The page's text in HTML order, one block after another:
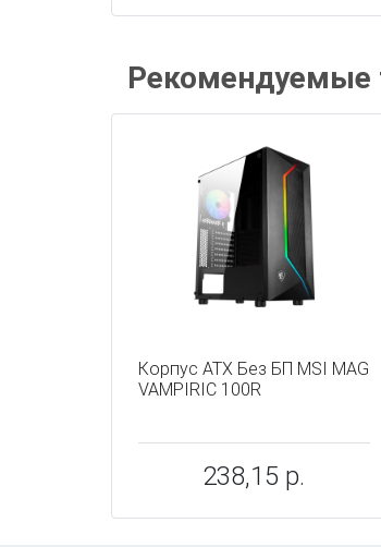
Рекомендуемые
Корпус ATX Без БП MSI MAG
VAMPIRIC 100R
238,15 р.